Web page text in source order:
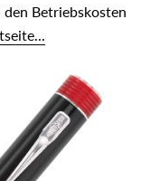
Betriebskosten